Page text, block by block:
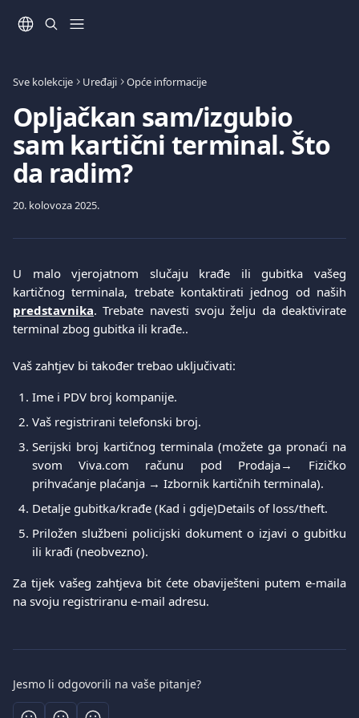
Sve kolekcije Uređaji Opće informacije
Opljačkan sam/izgubio
sam kartični terminal. Što
da radim?
20. kolovoza 2025.
U malo vjerojatnom slučaju krađe ili gubitka vašeg
kartičnog terminala, trebate kontaktirati jednog od naših
predstavnika. Trebate navesti svoju želju da deaktivirate
terminal zbog gubitka ili krađe..
​Vaš zahtjev bi također trebao uključivati:
Ime i PDV broj kompanije.
Vaš registrirani telefonski broj.
Serijski broj kartičnog terminala (možete ga pronaći na
svom Viva.com računu pod Prodaja→ Fizičko
prihvaćanje plaćanja → Izbornik kartičnih terminala).
Detalje gubitka/krađe (Kad i gdje)Details of loss/theft.
Priložen službeni policijski dokument o izjavi o gubitku
ili krađi (neobvezno).
Za tijek vašeg zahtjeva bit ćete obaviješteni putem e-maila
na svoju registriranu e-mail adresu.
Jesmo li odgovorili na vaše pitanje?